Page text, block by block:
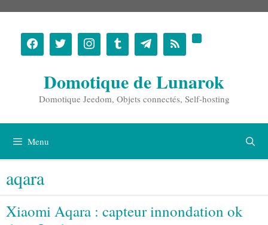
contenu
Domotique de Lunarok
Domotique Jeedom, Objets connectés, Self-hosting
Menu
aqara
Xiaomi Aqara : capteur innondation ok